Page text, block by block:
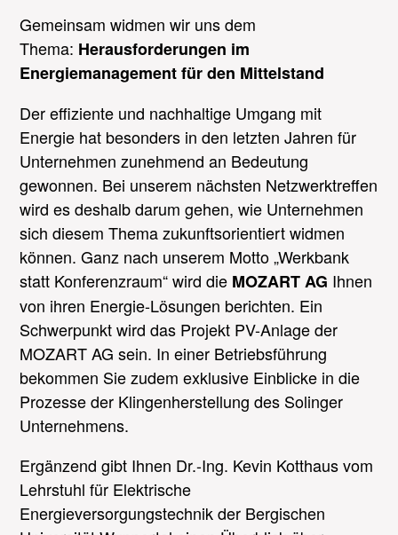
Gemeinsam widmen wir uns dem
Thema: Herausforderungen im
Energiemanagement für den Mittelstand
Der effiziente und nachhaltige Umgang mit
Energie hat besonders in den letzten Jahren für
Unternehmen zunehmend an Bedeutung
gewonnen. Bei unserem nächsten Netzwerktreffen
wird es deshalb darum gehen, wie Unternehmen
sich diesem Thema zukunftsorientiert widmen
können. Ganz nach unserem Motto „Werkbank
statt Konferenzraum“ wird die MOZART AG Ihnen
von ihren Energie-Lösungen berichten. Ein
Schwerpunkt wird das Projekt PV-Anlage der
MOZART AG sein. In einer Betriebsführung
bekommen Sie zudem exklusive Einblicke in die
Prozesse der Klingenherstellung des Solinger
Unternehmens.
Ergänzend gibt Ihnen Dr.-Ing. Kevin Kotthausvom
Lehrstuhl für Elektrische
Energieversorgungstechnik der Bergischen